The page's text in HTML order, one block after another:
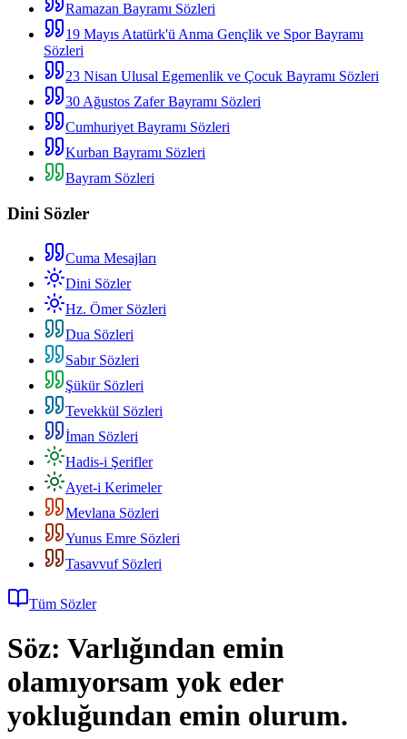
Ramazan Bayramı Sözleri
19 Mayıs Atatürk'ü Anma Gençlik ve Spor Bayramı
Sözleri
23 Nisan Ulusal Egemenlik ve Çocuk Bayramı Sözleri
30 Ağustos Zafer Bayramı Sözleri
Cumhuriyet Bayramı Sözleri
Kurban Bayramı Sözleri
Bayram Sözleri
Dini Sözler
Cuma Mesajları
Dini Sözler
Hz. Ömer Sözleri
Dua Sözleri
Sabır Sözleri
Şükür Sözleri
Tevekkül Sözleri
İman Sözleri
Hadis-i Şerifler
Ayet-i Kerimeler
Mevlana Sözleri
Yunus Emre Sözleri
Tasavvuf Sözleri
Tüm Sözler
Söz: Varlığından emin
olamıyorsam yok eder
yokluğundan emin olurum.